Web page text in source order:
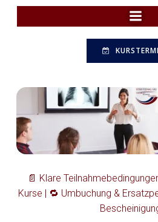
Zum
Inhalt
📄 Klare
Kurse | 🔁 Umbuchung &